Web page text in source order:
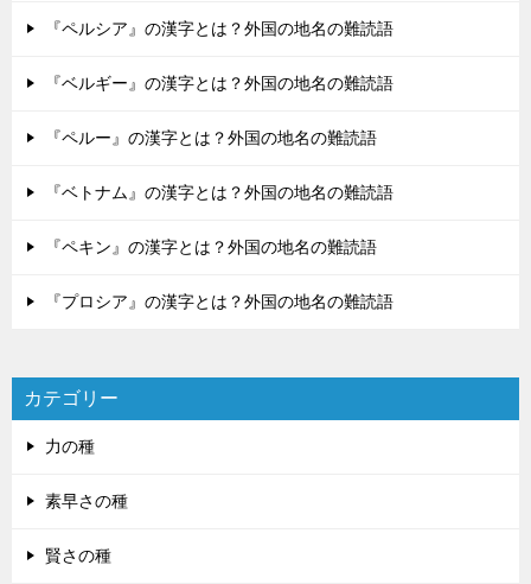
『ペルシア』の漢字とは？外国の地名の難読語
『ベルギー』の漢字とは？外国の地名の難読語
『ペルー』の漢字とは？外国の地名の難読語
『ベトナム』の漢字とは？外国の地名の難読語
『ペキン』の漢字とは？外国の地名の難読語
『プロシア』の漢字とは？外国の地名の難読語
カテゴリー
力の種
素早さの種
賢さの種